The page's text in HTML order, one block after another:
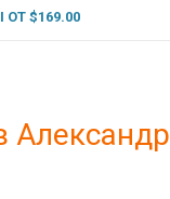
$169.00
Александр